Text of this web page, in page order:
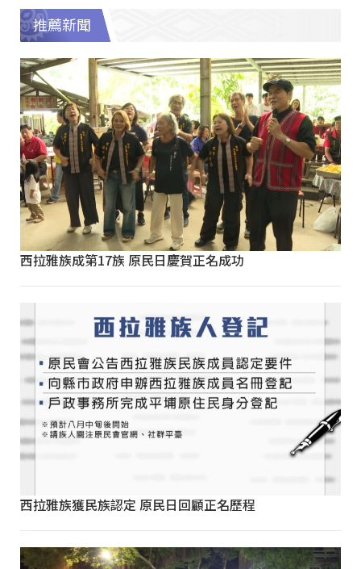
推薦新聞
西拉雅族成第17族 原民日慶賀正名成功
西拉雅族獲民族認定 原民日回顧正名歷程